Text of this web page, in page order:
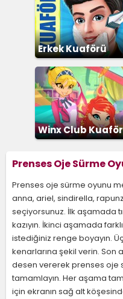
Erkek Kuaförü
Winx Club Kuaför
Prenses Oje Sürme
Prenses oje sürme oyunu
anna, ariel, sindirella,
seçiyorsunuz. İlk aşamada
kazıyın. İkinci aşamada
istediğiniz renge boyayın.
kenarlarına şekil verin. Son
desen vererek prenses oje
tamamlayın. Her aşama
için ekranın sağ alt